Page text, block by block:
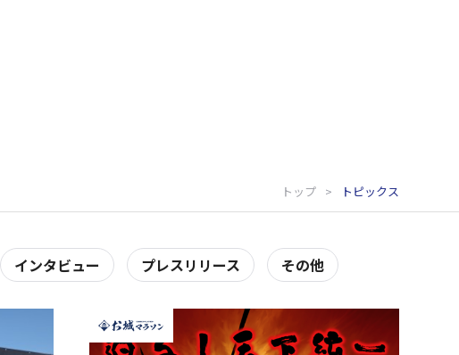
トップ トピックス
インタビュー プレスリリース その他